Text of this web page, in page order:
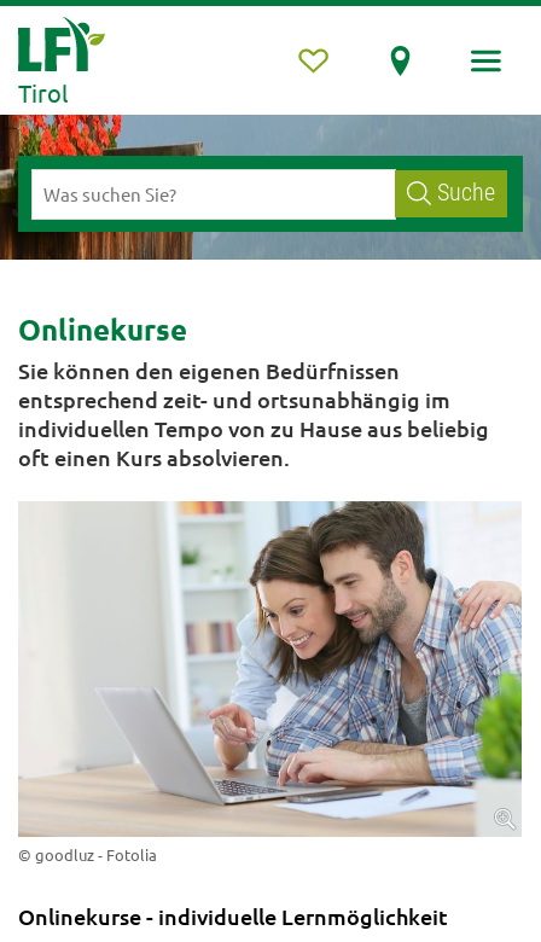
Tirol
Suche
Onlinekurse
Sie können den eigenen Bedürfnissen
entsprechend zeit- und ortsunabhängig im
individuellen Tempo von zu Hause aus beliebig
oft einen Kurs absolvieren.
© goodluz - Fotolia
Onlinekurse - individuelle Lernmöglichkeit